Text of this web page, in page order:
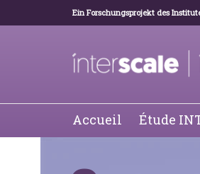
Ein Forschungsprojekt des
Accueil Étude